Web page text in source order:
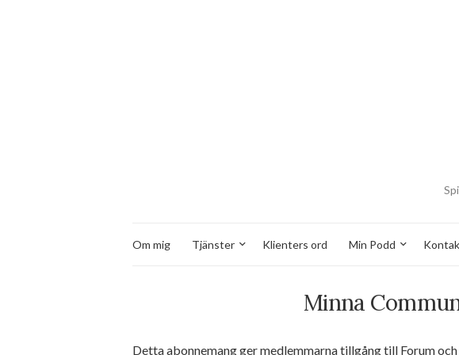
Om mig Tjänster Klienters ord Min Podd
Minna
Detta abonnemang ger medlemmarna tillgång till Forum